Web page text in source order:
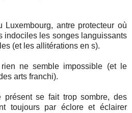
antre protecteur où
indociles les songes languissants
(et les allitérations en s).
ne semble impossible (et le
arts franchi).
se fait trop sombre, des
toujours par éclore et éclairer